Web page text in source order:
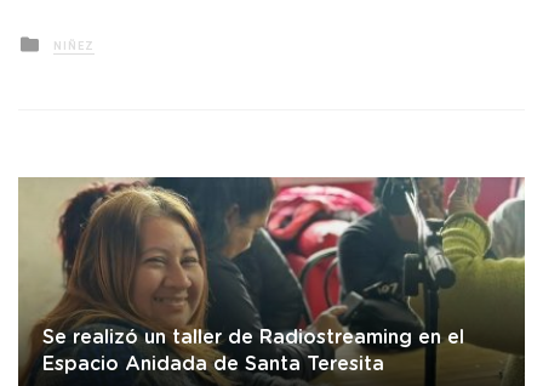
Posted
in
NIÑEZ
Se realizó un taller de Radiostreaming en el
Espacio Anidada de Santa Teresita